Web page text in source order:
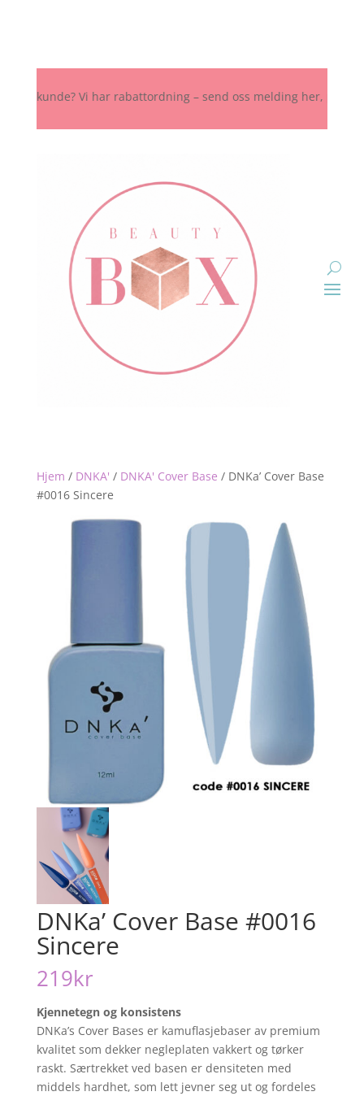
kunde? Vi har rabattordning – send oss melding her, på
Hjem / DNKA' / DNKA' Cover Base / DNKa’ Cover Base
#0016 Sincere
DNKa’ Cover Base #0016
Sincere
219kr
Kjennetegn og konsistens
DNKa’s Cover Bases er kamuflasjebaser av premium
kvalitet som dekker negleplaten vakkert og tørker
raskt. Særtrekket ved basen er densiteten med
middels hardhet, som lett jevner seg ut og fordeles